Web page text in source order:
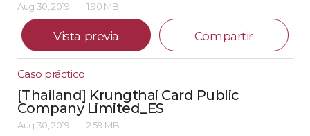
Aug 30, 2019 1.90 MB
Vista previa Compartir
Caso práctico
[Thailand] Krungthai Card Public
Company Limited_ES
Aug 30, 2019 2.59 MB